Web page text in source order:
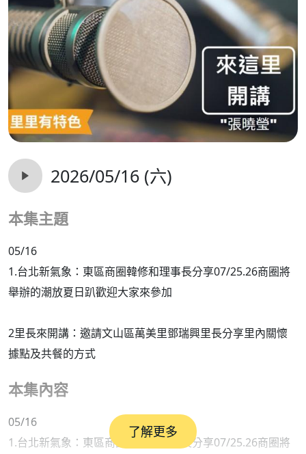
2026/05/16 (六)
本集主題
05/16
1.台北新氣象：東區商圈韓修和理事長分享07/25.26商圈將
舉辦的潮放夏日趴歡迎大家來參加
2里長來開講：邀請文山區萬美里鄧瑞興里長分享里內關懷
據點及共餐的方式
本集內容
05/16
1.台北新氣象：東區商圈韓修和理事長分享07/25.26商圈將
了解更多